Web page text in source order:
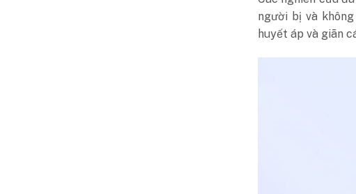
người bị và
huyết áp và giãn